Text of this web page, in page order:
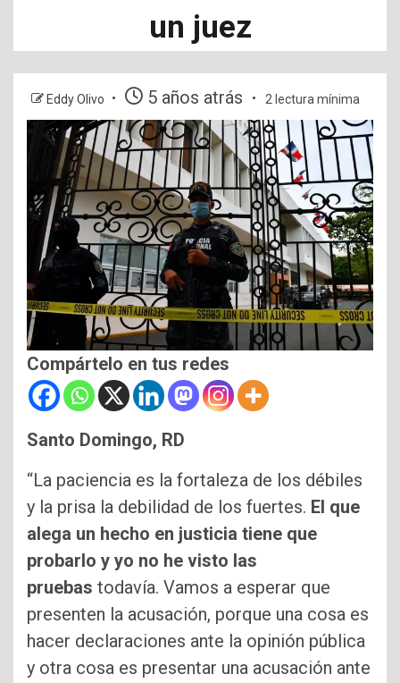
un juez
Eddy Olivo 5 años atrás 2 lectura mínima
Compártelo en tus redes
Santo Domingo, RD
“La paciencia es la fortaleza de los débiles
y la prisa la debilidad de los fuertes. El que
alega un hecho en justicia tiene que
probarlo y yo no he visto las
pruebas todavía. Vamos a esperar que
presenten la acusación, porque una cosa es
hacer declaraciones ante la opinión pública
y otra cosa es presentar una acusación ante